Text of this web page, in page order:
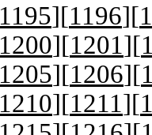
1195][1196][
1200][1201][
1205][1206][
1210][1211][